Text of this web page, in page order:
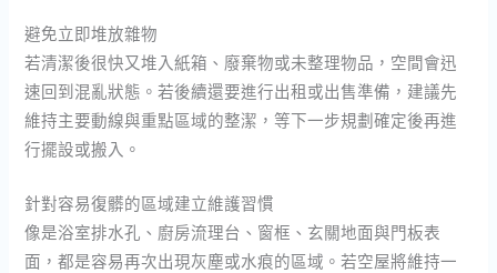
避免立即堆放雜物
若清潔後很快又堆入紙箱、廢棄物或未整理物品，空間會迅
速回到混亂狀態。若後續還要進行出租或出售準備，建議先
維持主要動線與重點區域的整潔，等下一步規劃確定後再進
行擺設或搬入。
針對容易復髒的區域建立維護習慣
像是浴室排水孔、廚房流理台、窗框、玄關地面與門板表
面，都是容易再次出現灰塵或水痕的區域。若空屋將維持一